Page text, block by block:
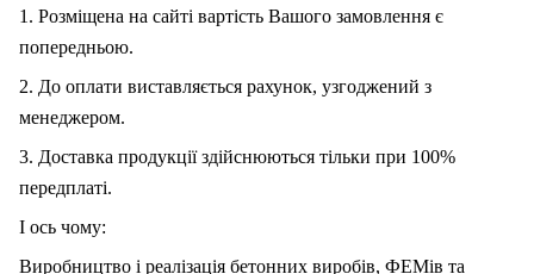
1. Розміщена на сайті вартість Вашого замовлення є
попередньою.
2. До оплати виставляється рахунок, узгоджений з
менеджером.
3. Доставка продукції здійснюються тільки при 100%
передплаті.
І ось чому:
Виробництво і реалізація бетонних виробів, ФЕМів та